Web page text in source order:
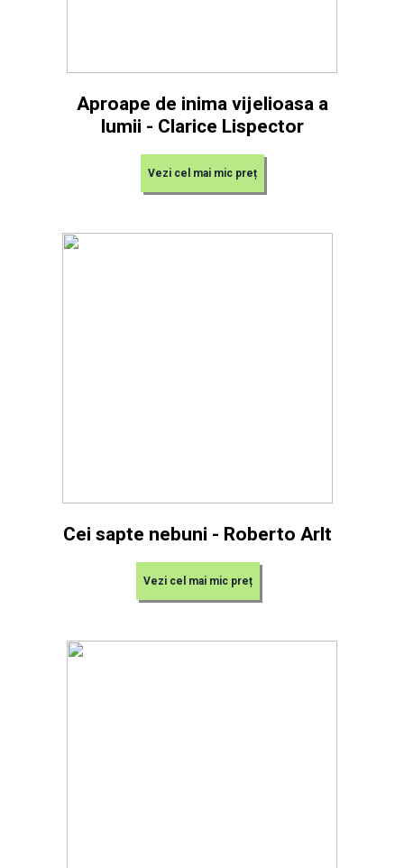
Aproape de inima vijelioasa a
lumii - Clarice Lispector
Vezi cel mai mic preț
Cei sapte nebuni - Roberto Arlt
Vezi cel mai mic preț